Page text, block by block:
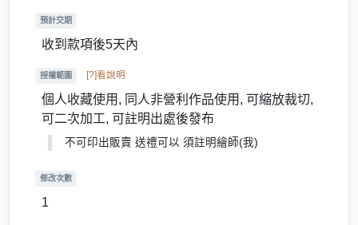
預計交期
收到款項後5天內
授權範圍 [?]看說明
個人收藏使用, 同人非營利作品使用, 可縮放裁切,
可二次加工, 可註明出處後發布
不可印出販賣 送禮可以 須註明繪師(我)
修改次數
1